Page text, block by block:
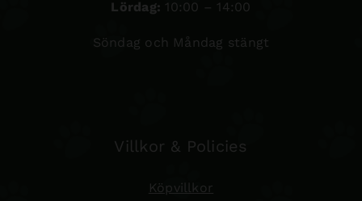
Lördag: 10:00 – 14:00
Söndag och Måndag stängt
Villkor & Policies
Köpvillkor